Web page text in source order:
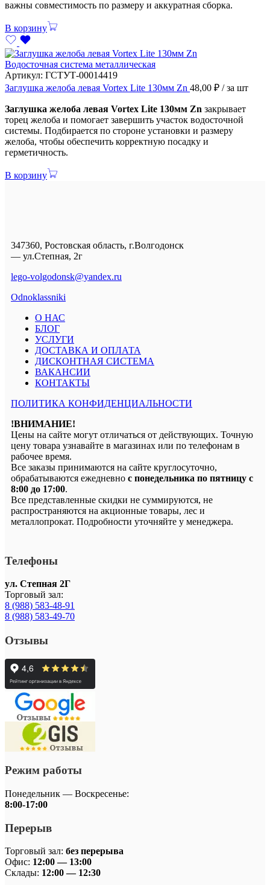
важны совместимость по размеру и аккуратная сборка.
В корзину
Водосточная система металлическая
Артикул: ГСТУТ-00014419
Заглушка желоба левая Vortex Lite 130мм Zn 48,00 ₽ / за шт
Заглушка желоба левая Vortex Lite 130мм Zn закрывает
торец желоба и помогает завершить участок водосточной
системы. Подбирается по стороне установки и размеру
желоба, чтобы обеспечить корректную посадку и
герметичность.
В корзину
347360, Ростовская область, г.Волгодонск
— ул.Степная, 2г
lego-volgodonsk@yandex.ru
Odnoklassniki
О НАС
БЛОГ
УСЛУГИ
ДОСТАВКА И ОПЛАТА
ДИСКОНТНАЯ СИСТЕМА
ВАКАНСИИ
КОНТАКТЫ
ПОЛИТИКА КОНФИДЕНЦИАЛЬНОСТИ
!ВНИМАНИЕ!
Цены на сайте могут отличаться от действующих. Точную
цену товара узнавайте в магазинах или по телефонам в
рабочее время.
Все заказы принимаются на сайте круглосуточно,
обрабатываются ежедневно с понедельника по пятницу с
8:00 до 17:00.
Все представленные скидки не суммируются, не
распространяются на акционные товары, лес и
металлопрокат. Подробности уточняйте у менеджера.
Телефоны
ул. Степная 2Г
Торговый зал:
8 (988) 583-48-91
8 (988) 583-49-70
Отзывы
Режим работы
Понедельник — Воскресенье:
8:00-17:00
Перерыв
Торговый зал: без перерыва
Офис: 12:00 — 13:00
Склады: 12:00 — 12:30